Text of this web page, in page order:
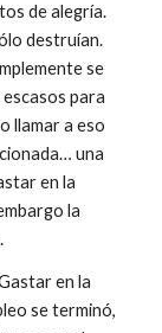
de alegría.
destruían.
se
para
llamar a eso
una
en la
la
en la
se terminó,